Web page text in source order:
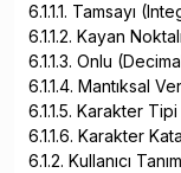
6.1.1.1. Tamsayı
6.1.1.2. Kayan
6.1.1.3. Onlu
6.1.1.4. Mantıksal
6.1.1.5. Karakter Tipi
6.1.1.6. Karakter
6.1.2. Kullanıcı